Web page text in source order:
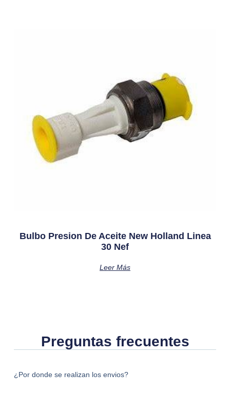
Bulbo Presion De Aceite New Holland Linea
30 Nef
Leer Más
Preguntas frecuentes
¿Por donde se realizan los envios?